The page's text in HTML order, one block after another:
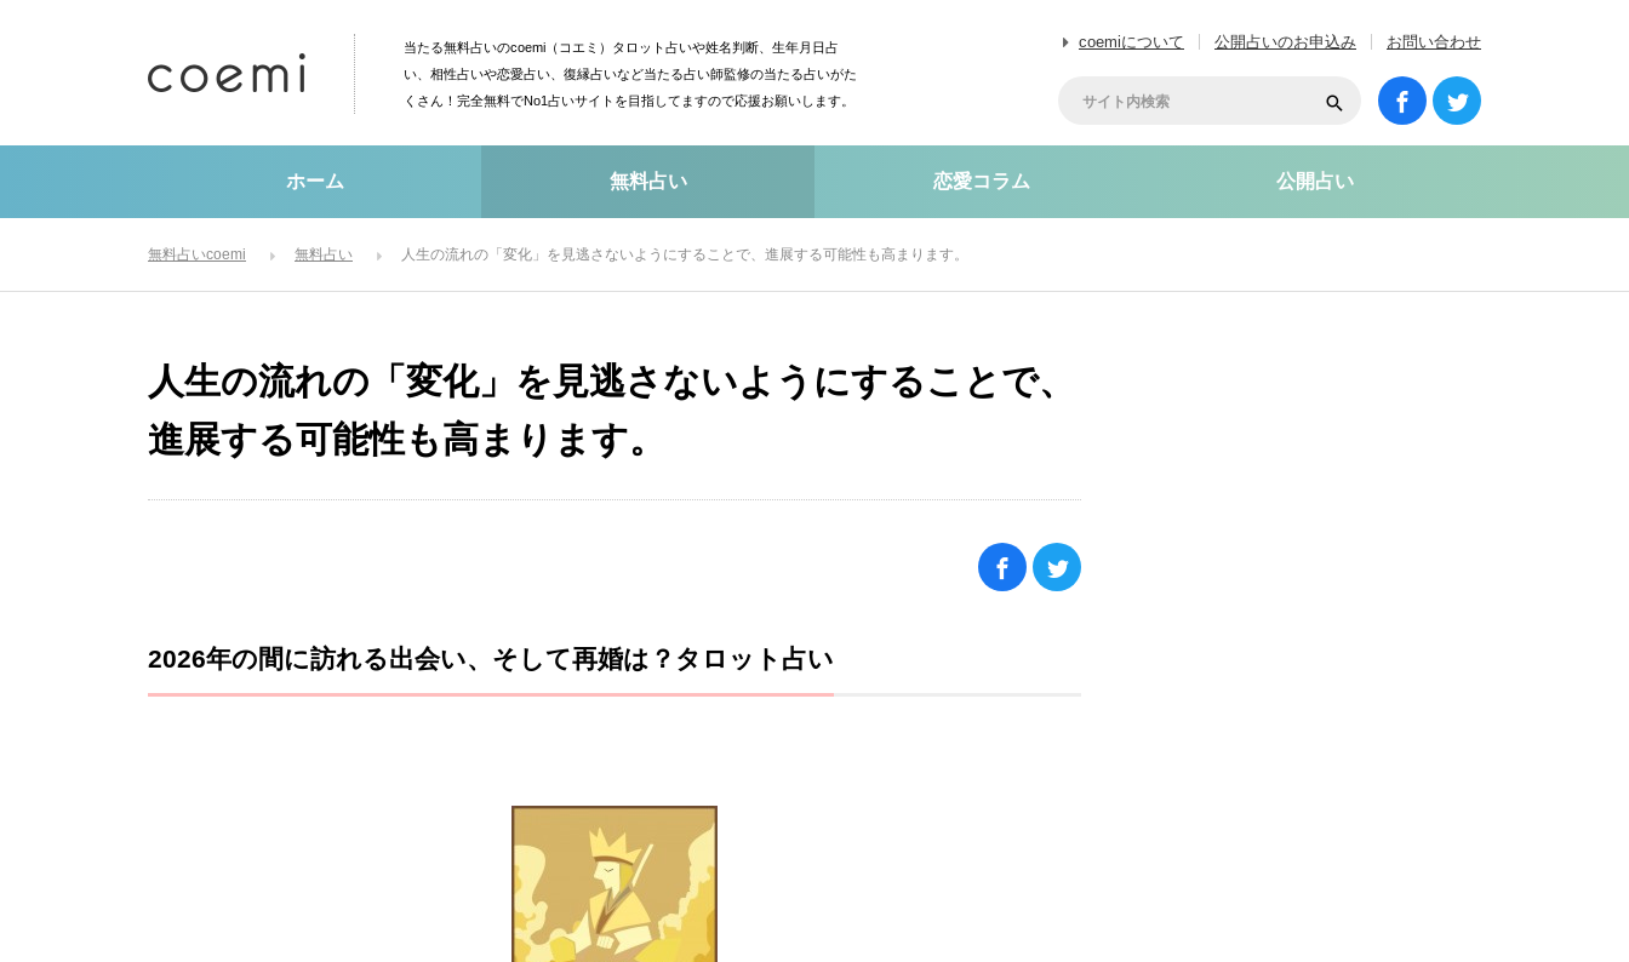
当たる無料占いのcoemi（コエミ）タロット占いや姓名判断、生年月日占
い、相性占いや恋愛占い、復縁占いなど当たる占い師監修の当たる占いがた
くさん！完全無料でNo1占いサイトを目指してますので応援お願いします。
coemiについて 公開占いのお申込み お問い合わせ
ホーム 無料占い 恋愛コラム 公開占い
無料占いcoemi 無料占い 人生の流れの「変化」を見逃さないようにすることで、進展する可能性も高まります。
人生の流れの「変化」を見逃さないようにすることで、
進展する可能性も高まります。
2026年の間に訪れる出会い、そして再婚は？タロット占い